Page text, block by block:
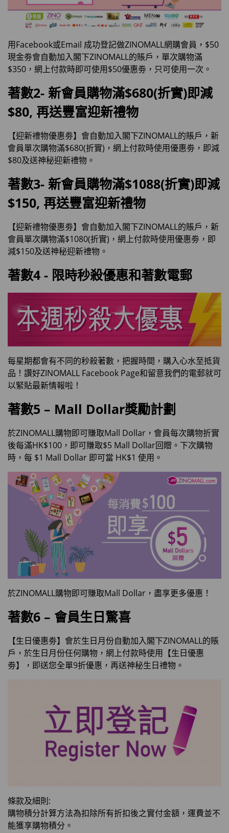
用Facebook或Email 成功登記做ZINOMALL網購會員，$50
現金劵會自動加入閣下ZINOMALL的賬戶，單次購物滿
$350，網上付款時即可使用$50優惠劵，只可使用一次。
著數2- 新會員購物滿$680(折實)即減
$80, 再送豐富迎新禮物
【迎新禮物優惠劵】會自動加入閣下ZINOMALL的賬戶，新
會員單次購物滿$680(折實)，網上付款時使用優惠劵，即減
$80及送神秘迎新禮物。
著數3- 新會員購物滿$1088(折實)即減
$150, 再送豐富迎新禮物
【迎新禮物優惠劵】會自動加入閣下ZINOMALL的賬戶，新
會員單次購物滿$1080(折實)，網上付款時使用優惠劵，即
減$150及送神秘迎新禮物。
著數4 - 限時秒殺優惠和著數電郵
每星期都會有不同的秒殺著數，把握時間，購入心水至抵貨
品！讚好ZINOMALL Facebook Page和留意我們的電郵就可
以緊貼最新情報啦！
著數5 – Mall Dollar獎勵計劃
於ZINOMALL購物即可賺取Mall Dollar，會員每次購物折實
後每滿HK$100，即可賺取$5 Mall Dollar回贈。下次購物
時，每 $1 Mall Dollar 即可當 HK$1 使用。
於ZINOMALL購物即可賺取Mall Dollar，盡享更多優惠！
著數6 – 會員生日驚喜
【生日優惠劵】會於生日月份自動加入閣下ZINOMALL的賬
戶，於生日月份任何購物，網上付款時使用【生日優惠
劵】，即送您全單9折優惠，再送神秘生日禮物。
條款及細則:
購物積分計算方法為扣除所有折扣後之實付金額，運費並不
能獲享購物積分。